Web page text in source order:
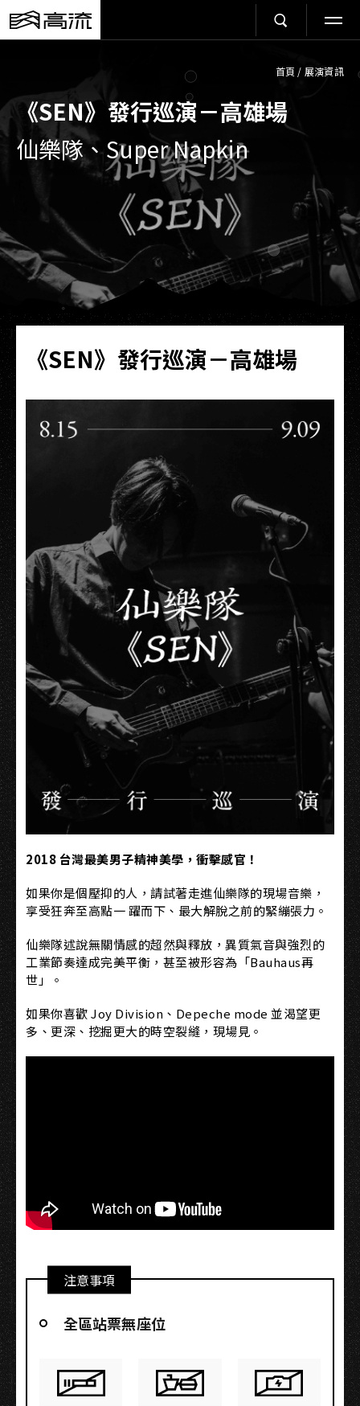
首頁 / 展演資訊
《SEN》發行巡演－高雄場
仙樂隊、Super Napkin
《SEN》發行巡演－高雄場
2018 台灣最美男子精神美學，衝擊感官！
如果你是個壓抑的人，請試著走進仙樂隊的現場音樂，
享受狂奔至高點一 躍而下、最大解脫之前的緊繃張力。
仙樂隊述說無關情感的超然與釋放，異質氣音與強烈的
工業節奏達成完美平衡，甚至被形容為「Bauhaus再
世」。
如果你喜歡 Joy Division、Depeche mode 並渴望更
多、更深、挖掘更大的時空裂縫，現場見。
注意事項
全區站票無座位